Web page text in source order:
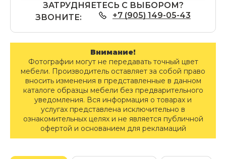
ЗАТРУДНЯЕТЕСЬ С ВЫБОРОМ?
ЗВОНИТЕ:
+7 (905) 149-05-43
Внимание!
Фотографии могут не передавать точный цвет
мебели. Производитель оставляет за собой право
вносить изменения в представленные в данном
каталоге образцы мебели без предварительного
уведомления. Вся информация о товарах и
услугах представлена исключительно в
ознакомительных целях и не является публичной
офертой и основанием для рекламаций